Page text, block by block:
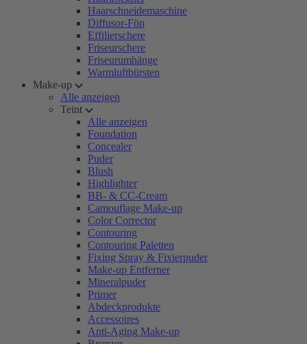
Haarschneidemaschine
Diffusor-Fön
Effilierschere
Friseurschere
Friseurumhänge
Warmluftbürsten
Make-up
Alle anzeigen
Teint
Alle anzeigen
Foundation
Concealer
Puder
Blush
Highlighter
BB- & CC-Cream
Camouflage Make-up
Color Corrector
Contouring
Contouring Paletten
Fixing Spray & Fixierpuder
Make-up Entferner
Mineralpuder
Primer
Abdeckprodukte
Accessoires
Anti-Aging Make-up